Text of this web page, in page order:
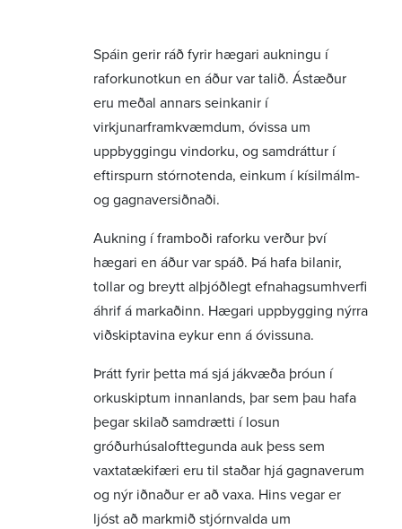
Spáin gerir ráð fyrir hægari aukningu í
raforkunotkun en áður var talið. Ástæður
eru meðal annars seinkanir í
virkjunarframkvæmdum, óvissa um
uppbyggingu vindorku, og samdráttur í
eftirspurn stórnotenda, einkum í kísilmálm-
og gagnaversiðnaði.
Aukning í framboði raforku verður því
hægari en áður var spáð. Þá hafa bilanir,
tollar og breytt alþjóðlegt efnahagsumhverfi
áhrif á markaðinn. Hægari uppbygging nýrra
viðskiptavina eykur enn á óvissuna.
Þrátt fyrir þetta má sjá jákvæða þróun í
orkuskiptum innanlands, þar sem þau hafa
þegar skilað samdrætti í losun
gróðurhúsalofttegunda auk þess sem
vaxtatækifæri eru til staðar hjá gagnaverum
og nýr iðnaður er að vaxa. Hins vegar er
ljóst að markmið stjórnvalda um